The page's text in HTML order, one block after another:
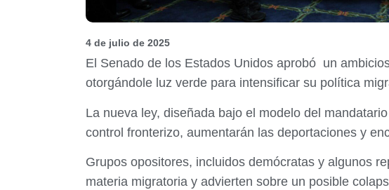
4 de julio de 2025
El Senado de los Estados Unidos aprobó un
otorgándole luz verde para intensificar su política
La nueva ley, diseñada bajo el modelo del
control fronterizo, aumentarán las deportaciones y
Grupos opositores, incluidos demócratas y algunos
materia migratoria y advierten sobre un posible